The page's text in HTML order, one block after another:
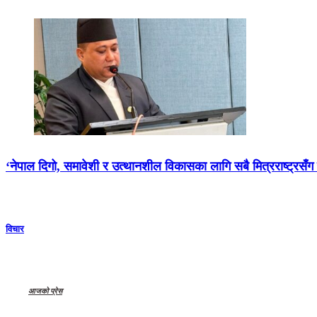
‘नेपाल दिगो, समावेशी र उत्थानशील विकासका लागि सबै
विचार
आजको प्रेस